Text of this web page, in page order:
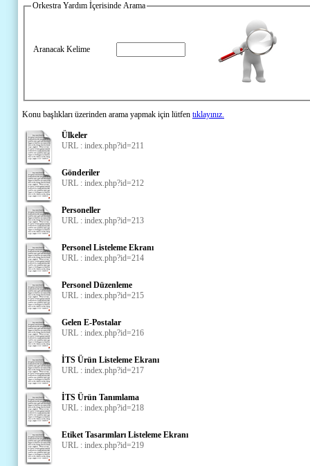
Orkestra Yardım İçerisinde Arama
Aranacak Kelime
Konu başlıkları üzerinden arama yapmak için lütfen tıklayınız.
Ülkeler
URL : index.php?id=211
Gönderiler
URL : index.php?id=212
Personeller
URL : index.php?id=213
Personel Listeleme Ekranı
URL : index.php?id=214
Personel Düzenleme
URL : index.php?id=215
Gelen E-Postalar
URL : index.php?id=216
İTS Ürün Listeleme Ekranı
URL : index.php?id=217
İTS Ürün Tanımlama
URL : index.php?id=218
Etiket Tasarımları Listeleme Ekranı
URL : index.php?id=219